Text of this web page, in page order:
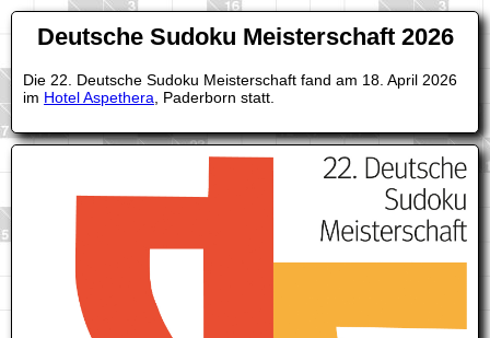
Deutsche Sudoku Meisterschaft 2026
Die 22. Deutsche Sudoku Meisterschaft fand am 18. April 2026
im Hotel Aspethera , Paderborn statt.